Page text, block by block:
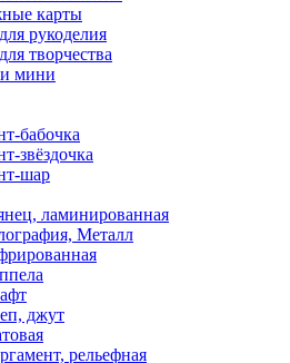
карты
рукоделия
творчества
мини
бабочка
звёздочка
шар
ламинированная
Металл
джут
рельефная